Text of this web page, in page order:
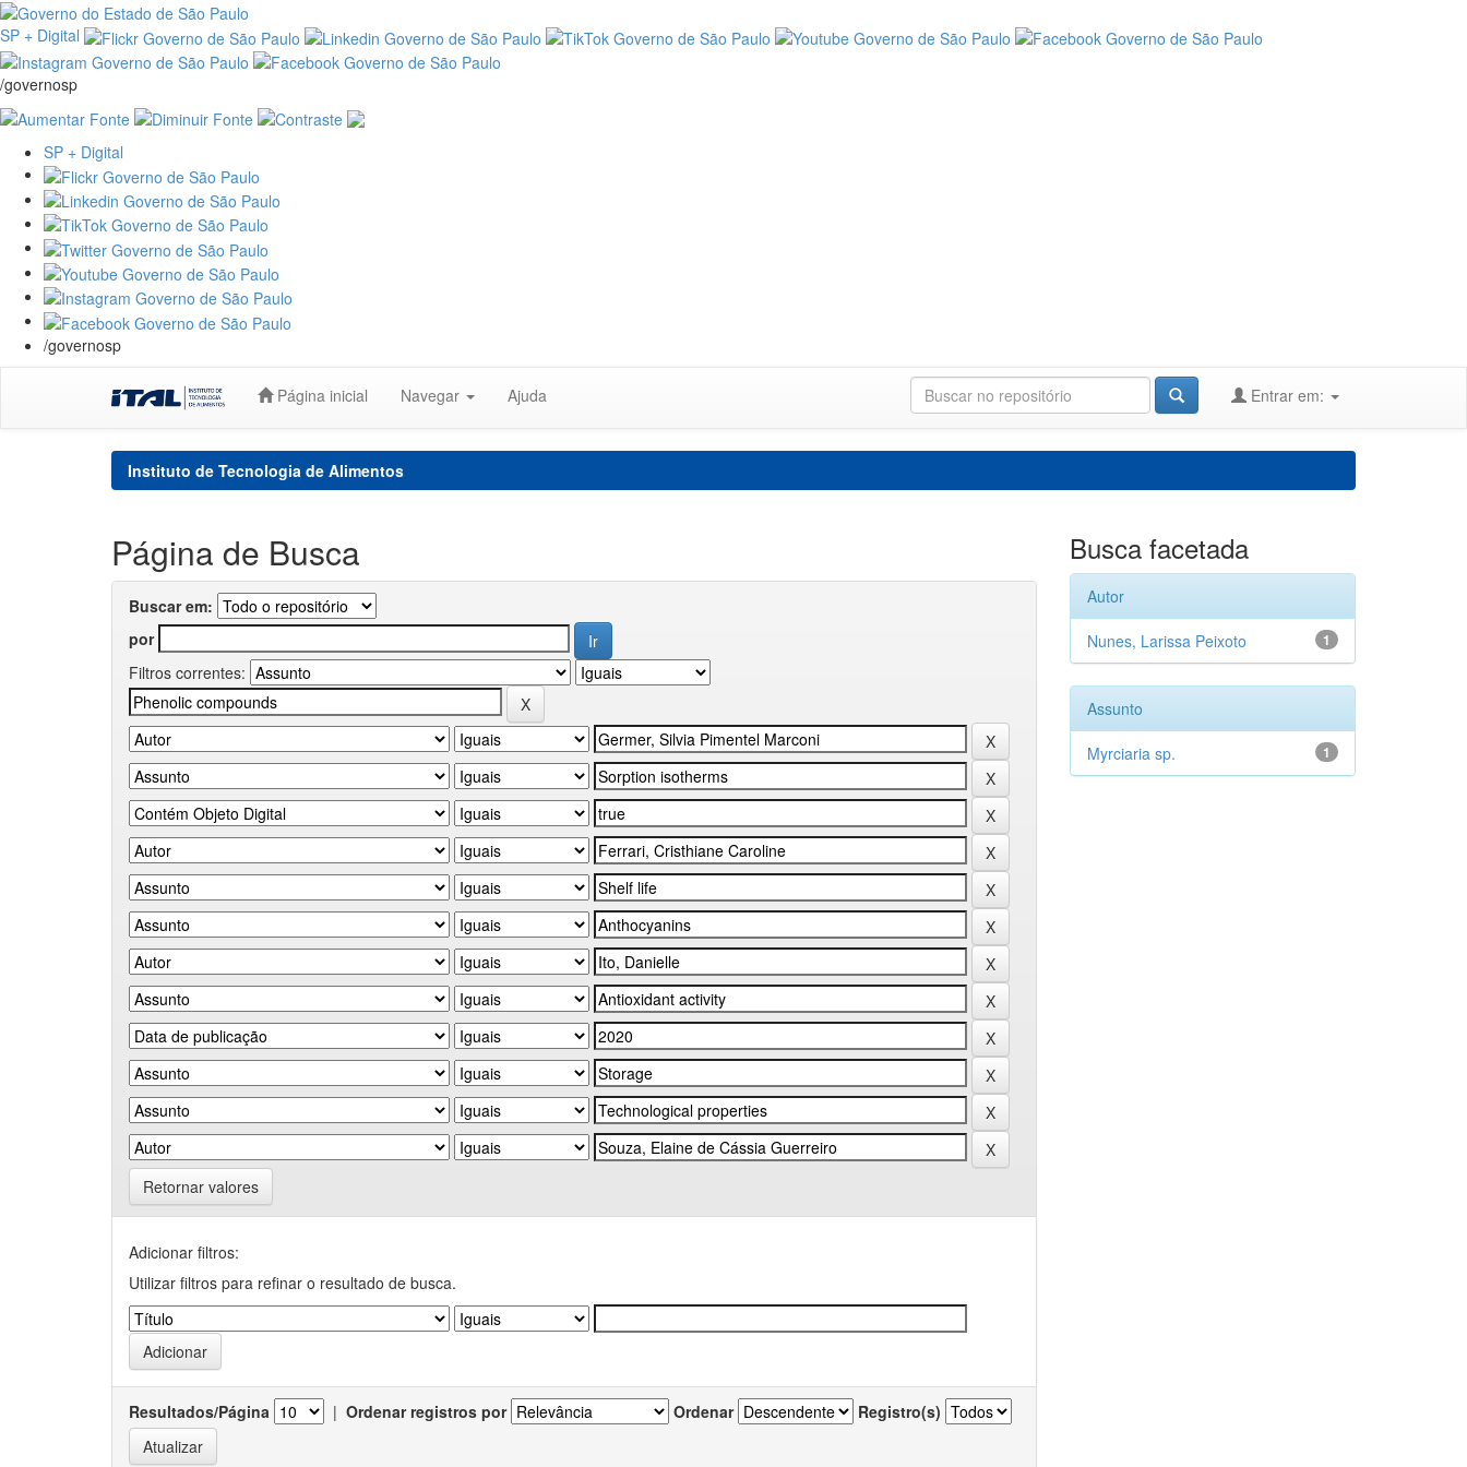
SP + Digital
/governosp
SP + Digital
/governosp
Página inicial Navegar Ajuda Entrar em:
Instituto de Tecnologia de Alimentos
Página de Busca
Buscar em:
por
Filtros correntes:
Retornar valores
Adicionar filtros:
Utilizar filtros para refinar o resultado de busca.
Resultados/Página | Ordenar registros por Ordenar Registro(s)
Busca facetada
Autor
1
Nunes, Larissa Peixoto
Assunto
1
Myrciaria sp.